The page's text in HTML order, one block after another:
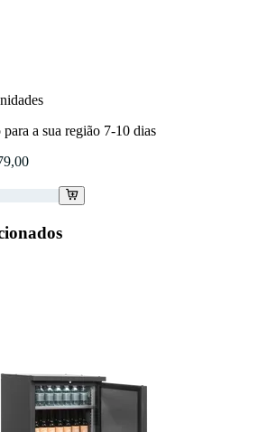
a sua região 7-10 dias